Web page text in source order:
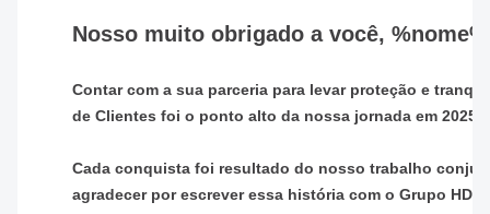
Nosso muito obrigado a você,
Contar com a sua parceria para levar proteção e
de Clientes foi o ponto alto da nossa jornada em 2025.
Cada conquista foi resultado do nosso trabalho
agradecer por escrever essa história com o Grupo HDI.